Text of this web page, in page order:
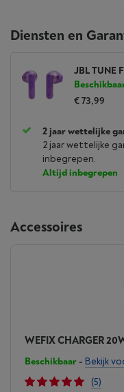
Diensten en
JBL TUNE
€ 73,99
2 jaar wettelijke
2 jaar wettelijke
inbegrepen.
Altijd inbegrepen
Accessoires
WEFIX CHARGER
Beschikbaar- Bekijk
(5)